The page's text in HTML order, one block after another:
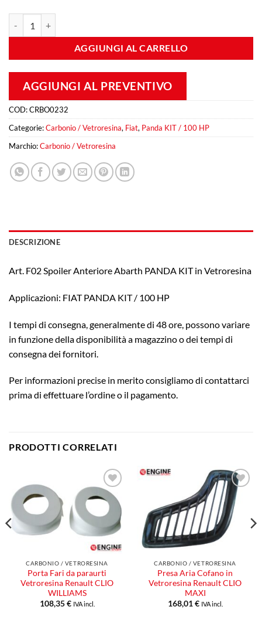
AGGIUNGI AL CARRELLO
AGGIUNGI AL PREVENTIVO
COD:CRBO0232
Categorie:Carbonio / Vetroresina, Fiat, Panda KIT / 100 HP
Marchio:Carbonio / Vetroresina
DESCRIZIONE
Art. F02 Spoiler Anteriore Abarth PANDA KIT in Vetroresina
Applicazioni: FIAT PANDA KIT / 100 HP
I tempi di consegna, generalmente di 48 ore, possono variare
in funzione della disponibilità a magazzino o dei tempi di
consegna dei fornitori.
Per informazioni precise in merito consigliamo di contattarci
prima di effettuare l’ordine o il pagamento.
PRODOTTI CORRELATI
Aggiungi
alla lista
dei
desideri
CARBONIO / VETRORESINA
Porta Fari da paraurti
Vetroresina Renault CLIO
WILLIAMS
108,35€ IVA incl.
Aggiungi
alla lista
dei
desideri
CARBONIO / VETRORESINA
Presa Aria Cofano in
Vetroresina Renault CLIO
MAXI
168,01€ IVA incl.